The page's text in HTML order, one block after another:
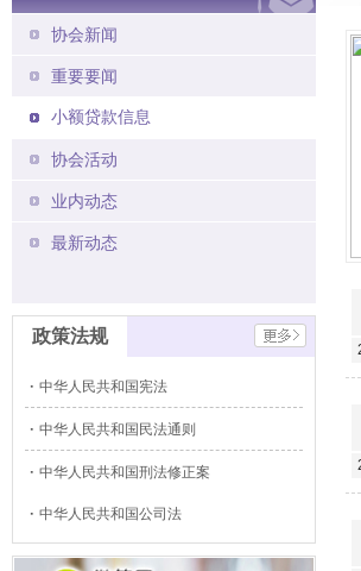
协会新闻
重要要闻
小额贷款信息
协会活动
业内动态
最新动态
政策法规
中华人民共和国宪法
中华人民共和国民法通则
中华人民共和国刑法修正案
中华人民共和国公司法